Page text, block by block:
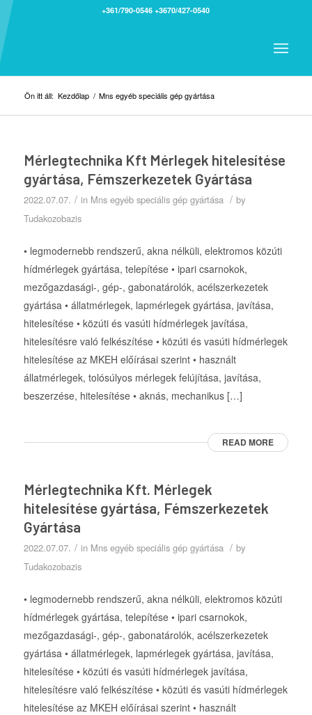
+361/790-0546 +3670/427-0540
Ön itt áll: Kezdőlap / Mns egyéb speciális gép gyártása
Mérlegtechnika Kft Mérlegek hitelesítése
gyártása, Fémszerkezetek Gyártása
2022.07.07. / in Mns egyéb speciális gép gyártása / by
Tudakozobazis
• legmodernebb rendszerű, akna nélküli, elektromos közúti
hídmérlegek gyártása, telepítése • ipari csarnokok,
mezőgazdasági-, gép-, gabonatárolók, acélszerkezetek
gyártása • állatmérlegek, lapmérlegek gyártása, javítása,
hitelesítése • közúti és vasúti hídmérlegek javítása,
hitelesítésre való felkészítése • közúti és vasúti hídmérlegek
hitelesítése az MKEH előírásai szerint • használt
állatmérlegek, tolósúlyos mérlegek felújítása, javítása,
beszerzése, hitelesítése • aknás, mechanikus […]
READ MORE
Mérlegtechnika Kft. Mérlegek
hitelesítése gyártása, Fémszerkezetek
Gyártása
2022.07.07. / in Mns egyéb speciális gép gyártása / by
Tudakozobazis
• legmodernebb rendszerű, akna nélküli, elektromos közúti
hídmérlegek gyártása, telepítése • ipari csarnokok,
mezőgazdasági-, gép-, gabonatárolók, acélszerkezetek
gyártása • állatmérlegek, lapmérlegek gyártása, javítása,
hitelesítése • közúti és vasúti hídmérlegek javítása,
hitelesítésre való felkészítése • közúti és vasúti hídmérlegek
hitelesítése az MKEH előírásai szerint • használt